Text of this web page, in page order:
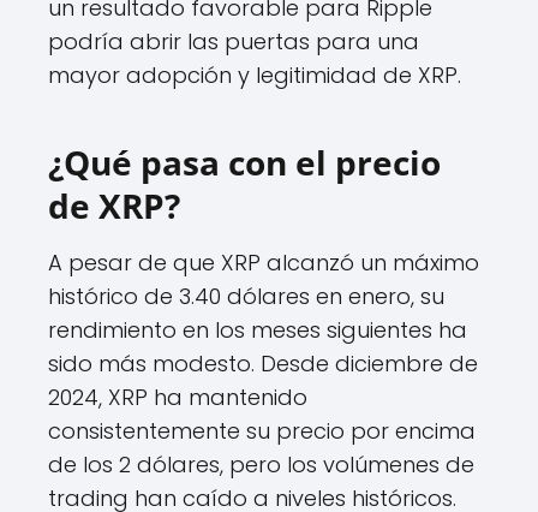
un resultado favorable para Ripple
podría abrir las puertas para una
mayor adopción y legitimidad de XRP.
¿Qué pasa con el precio
de XRP?
A pesar de que XRP alcanzó un máximo
histórico de 3.40 dólares en enero, su
rendimiento en los meses siguientes ha
sido más modesto. Desde diciembre de
2024, XRP ha mantenido
consistentemente su precio por encima
de los 2 dólares, pero los volúmenes de
trading han caído a niveles históricos.